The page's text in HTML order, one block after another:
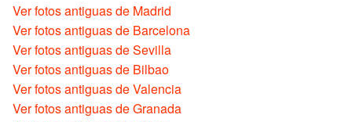
Ver fotos antiguas de Madrid
Ver fotos antiguas de Barcelona
Ver fotos antiguas de Sevilla
Ver fotos antiguas de Bilbao
Ver fotos antiguas de Valencia
Ver fotos antiguas de Granada